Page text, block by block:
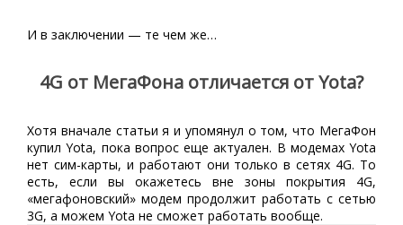
И в заключении — те чем же…
4G от МегаФона отличается от Yota?
Хотя вначале статьи я и упомянул о том, что МегаФон
купил Yota, пока вопрос еще актуален. В модемах Yota
нет сим-карты, и работают они только в сетях 4G. То
есть, если вы окажетесь вне зоны покрытия 4G,
«мегафоновский» модем продолжит работать с сетью
3G, а можем Yota не сможет работать вообще.